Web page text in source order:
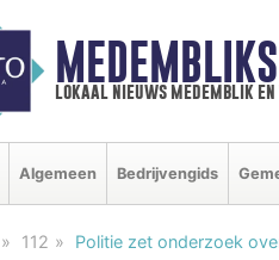
lokaal nieuws medemblik
Algemeen Bedrijvengids
112 Politie zet onderzoek